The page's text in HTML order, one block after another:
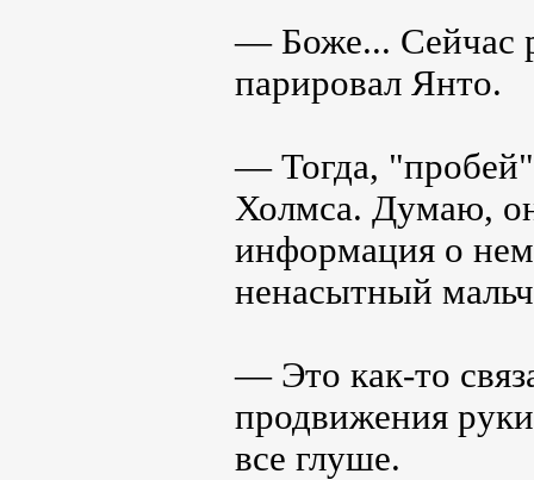
— Боже... Сейчас
парировал Янто.
— Тогда,
Холмса. Думаю,
информация о
ненасытный
— Это как-то
продвижения
все глуше.